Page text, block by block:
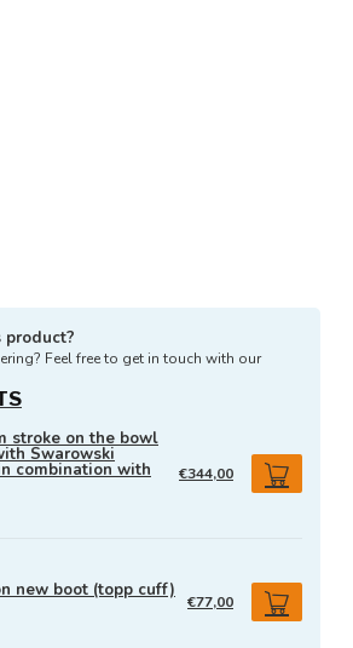
Feel free to get in touch with our
stroke on the bowl
Swarowski
combination with €344,00
new boot (topp cuff)
€77,00